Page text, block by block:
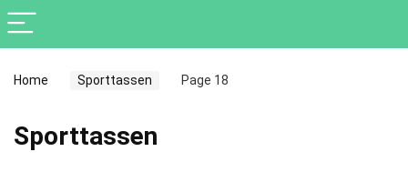
Home Sporttassen Page 18
Sporttassen